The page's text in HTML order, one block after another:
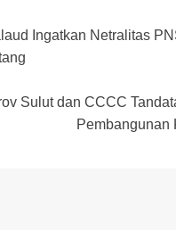
Ingatkan Netralitas
Sulut dan CCCC
Pembangunan